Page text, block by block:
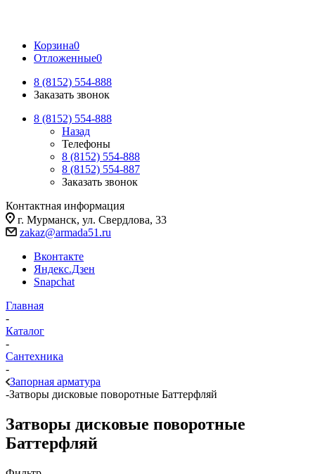
Корзина0
Отложенные0
8 (8152) 554-888
Заказать звонок
8 (8152) 554-888
Назад
Телефоны
8 (8152) 554-888
8 (8152) 554-887
Заказать звонок
Контактная информация
г. Мурманск, ул. Свердлова, 33
zakaz@armada51.ru
Вконтакте
Яндекс.Дзен
Snapchat
Главная
-
Каталог
-
Сантехника
-
Запорная арматура
-Затворы дисковые поворотные Баттерфляй
Затворы дисковые поворотные
Баттерфляй